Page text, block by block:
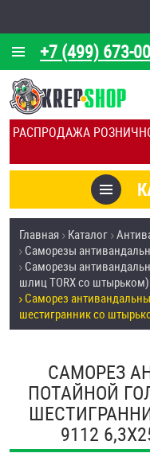
РАСПРОДАЖА
+7 (499) 673-
О КОМПАНИИ
КАЛЬКУЛЯТОР
ОТЗЫВЫ
УСЛУГИ
СКИДКИ
ОПТ
ОПЛАТА И ДОСТАВКА
НАШИ МАГАЗИНЫ
Товары со
Анкеры
Антивандальный
Втулки
Гайки
Главная Каталог
Саморезы
Саморезы
шлиц TORX со штырьком)
Саморез
шестигранник со
САМОРЕЗ
ПОТАЙНОЙ
9112